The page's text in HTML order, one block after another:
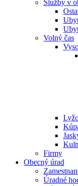
Služby v
Volný čas
Firmy
Obecný úrad
Úradné